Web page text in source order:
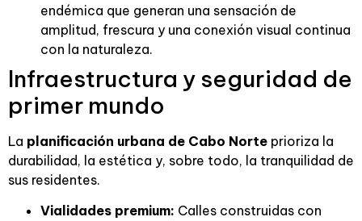
endémica que generan una sensación de
amplitud, frescura y una conexión visual continua
con la naturaleza.
Infraestructura y seguridad de
primer mundo
La planificación urbana de Cabo Norte prioriza la
durabilidad, la estética y, sobre todo, la tranquilidad de
sus residentes.
Vialidades premium: Calles construidas con